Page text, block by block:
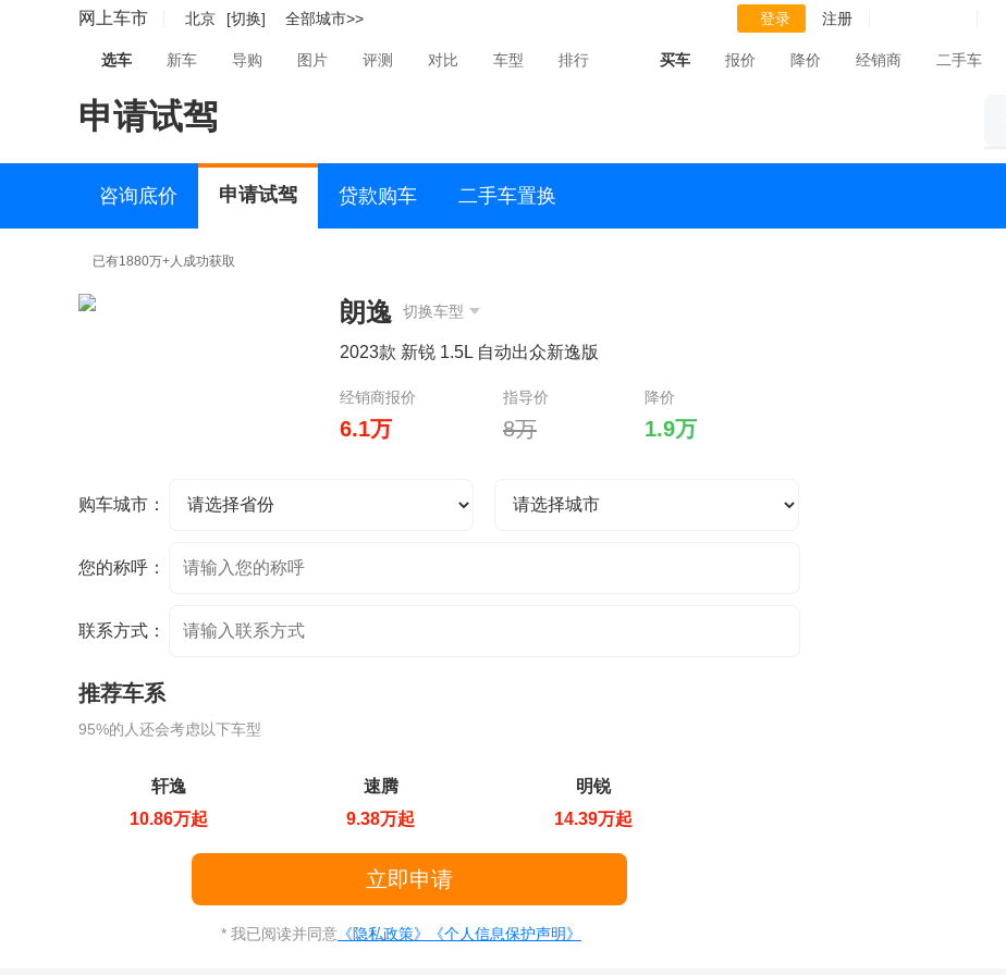
网上车市 北京 [切换] 全部城市>> 登录 注册
选车 新车 导购 图片 评测 对比 车型 排行 买车 报价 降价 经销商 二手车
申请试驾
咨询底价 申请试驾 贷款购车 二手车置换
已有1880万+人成功获取
朗逸 切换车型
2023款 新锐 1.5L 自动出众新逸版
经销商报价 指导价 降价
6.1万 8万 1.9万
购车城市：
您的称呼：
联系方式：
推荐车系
95%的人还会考虑以下车型
轩逸
10.86万起
速腾
9.38万起
明锐
14.39万起
* 我已阅读并同意 《隐私政策》 《个人信息保护声明》